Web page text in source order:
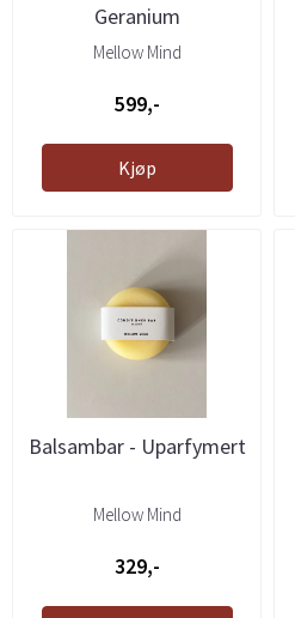
Geranium
Mellow Mind
599,-
Kjøp
Balsambar - Uparfymert
Mellow Mind
329,-